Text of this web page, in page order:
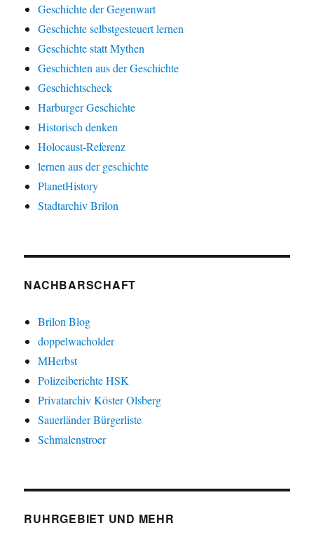
Geschichte der Gegenwart
Geschichte selbstgesteuert lernen
Geschichte statt Mythen
Geschichten aus der Geschichte
Geschichtscheck
Harburger Geschichte
Historisch denken
Holocaust-Referenz
lernen aus der geschichte
PlanetHistory
Stadtarchiv Brilon
NACHBARSCHAFT
Brilon Blog
doppelwacholder
MHerbst
Polizeiberichte HSK
Privatarchiv Köster Olsberg
Sauerländer Bürgerliste
Schmalenstroer
RUHRGEBIET UND MEHR